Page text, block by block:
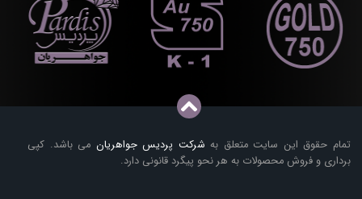
تمام حقوق این سایت متعلق به شرکت پردیس جواهریان می باشد. کپی
برداری و فروش محصولات به هر نحو پیگرد قانونی دارد.